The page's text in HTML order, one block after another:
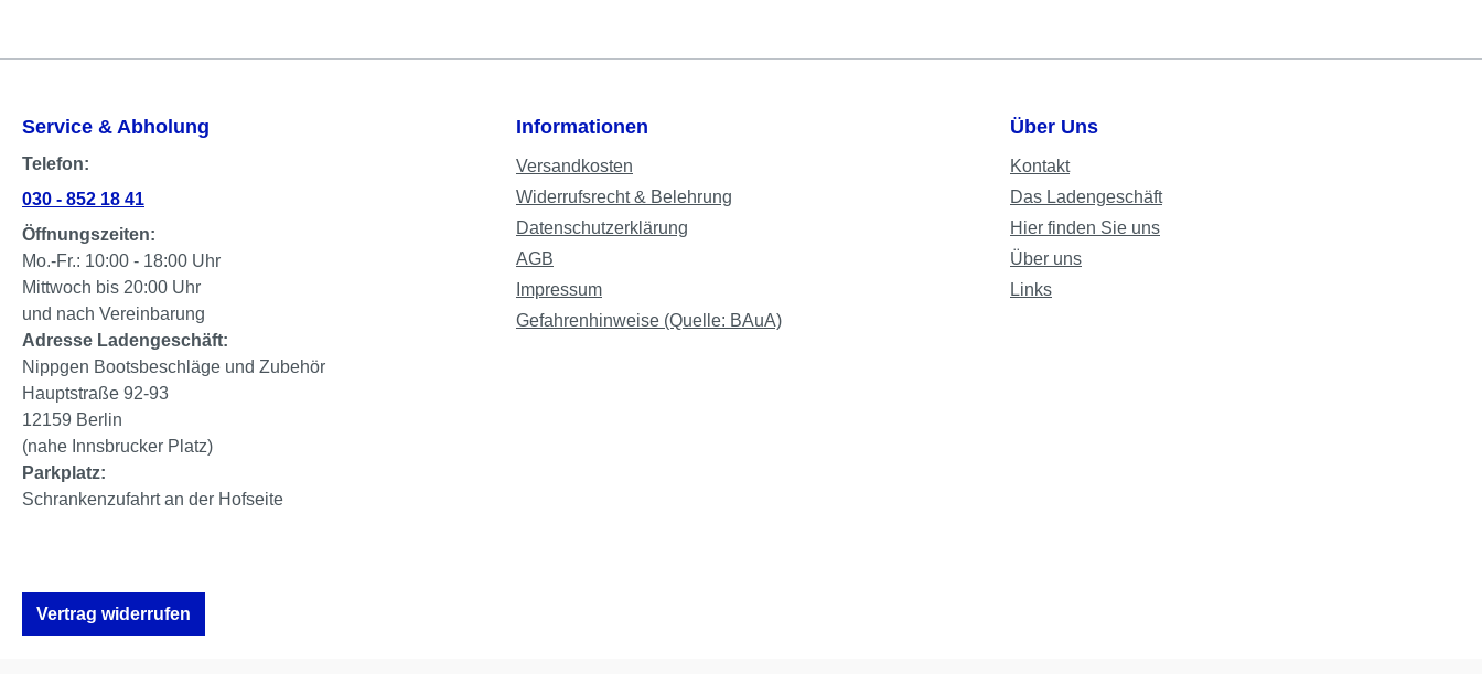
Service & Abholung
Telefon:
030 - 852 18 41
Öffnungszeiten:
Mo.-Fr.: 10:00 - 18:00 Uhr
Mittwoch bis 20:00 Uhr
und nach Vereinbarung
Adresse Ladengeschäft:
Nippgen Bootsbeschläge und Zubehör
Hauptstraße 92-93
12159 Berlin
(nahe Innsbrucker Platz)
Parkplatz:
Schrankenzufahrt an der Hofseite
Vertrag widerrufen
Informationen
Versandkosten
Widerrufsrecht & Belehrung
Datenschutzerklärung
AGB
Impressum
Gefahrenhinweise (Quelle: BAuA)
Über Uns
Kontakt
Das Ladengeschäft
Hier finden Sie uns
Über uns
Links